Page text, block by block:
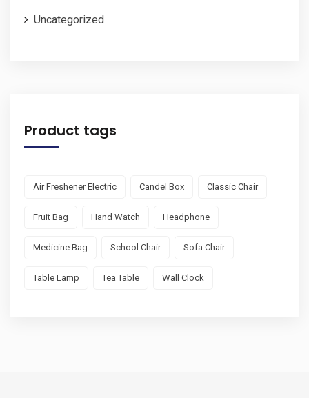
Uncategorized
Product tags
Air Freshener Electric Candel Box Classic Chair
Fruit Bag Hand Watch Headphone
Medicine Bag School Chair Sofa Chair
Table Lamp Tea Table Wall Clock